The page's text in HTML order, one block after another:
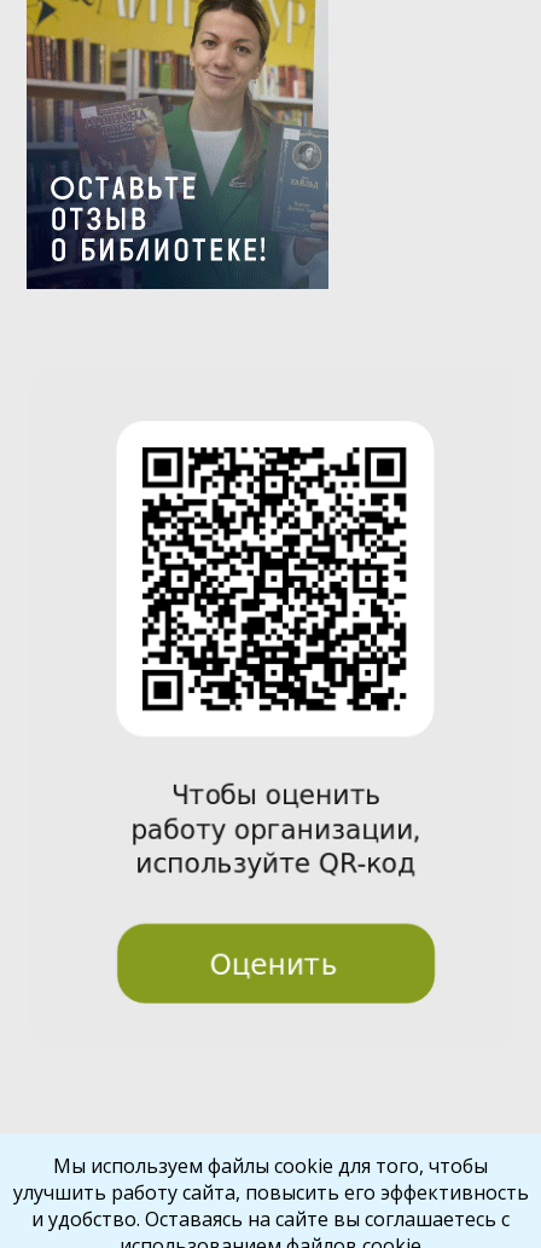
vio
t
Мы используем файлы cookie для того, чтобы
улучшить работу сайта, повысить его эффективность
и удобство. Оставаясь на сайте вы соглашаетесь с